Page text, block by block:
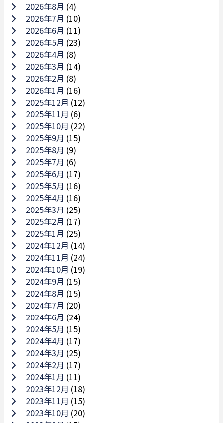
2026年8月 (4)
2026年7月 (10)
2026年6月 (11)
2026年5月 (23)
2026年4月 (8)
2026年3月 (14)
2026年2月 (8)
2026年1月 (16)
2025年12月 (12)
2025年11月 (6)
2025年10月 (22)
2025年9月 (15)
2025年8月 (9)
2025年7月 (6)
2025年6月 (17)
2025年5月 (16)
2025年4月 (16)
2025年3月 (25)
2025年2月 (17)
2025年1月 (25)
2024年12月 (14)
2024年11月 (24)
2024年10月 (19)
2024年9月 (15)
2024年8月 (15)
2024年7月 (20)
2024年6月 (24)
2024年5月 (15)
2024年4月 (17)
2024年3月 (25)
2024年2月 (17)
2024年1月 (11)
2023年12月 (18)
2023年11月 (15)
2023年10月 (20)